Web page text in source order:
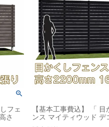
フェ
さ
」
【基本工事費込】 「 目
ンス マイティウッド デ
2200mm 板幅120mm